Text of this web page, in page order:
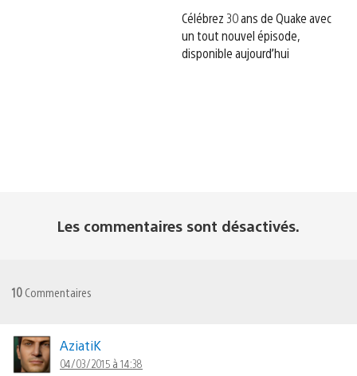
Célébrez 30 ans de Quake avec
un tout nouvel épisode,
disponible aujourd’hui
Les commentaires sont désactivés.
10 Commentaires
AziatiK
04/03/2015 à 14:38